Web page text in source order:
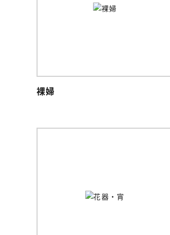
裸婦